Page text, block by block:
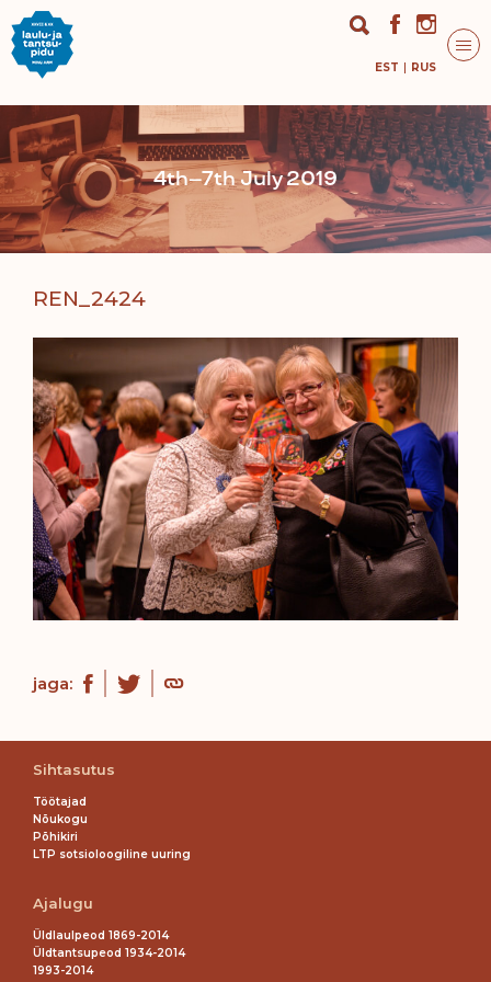
EST RUS
4th–7th July 2019
REN_2424
jaga:
Sihtasutus
Töötajad
Nõukogu
Põhikiri
LTP sotsioloogiline uuring
Ajalugu
Üldlaulpeod 1869-2014
Üldtantsupeod 1934-2014
1993-2014